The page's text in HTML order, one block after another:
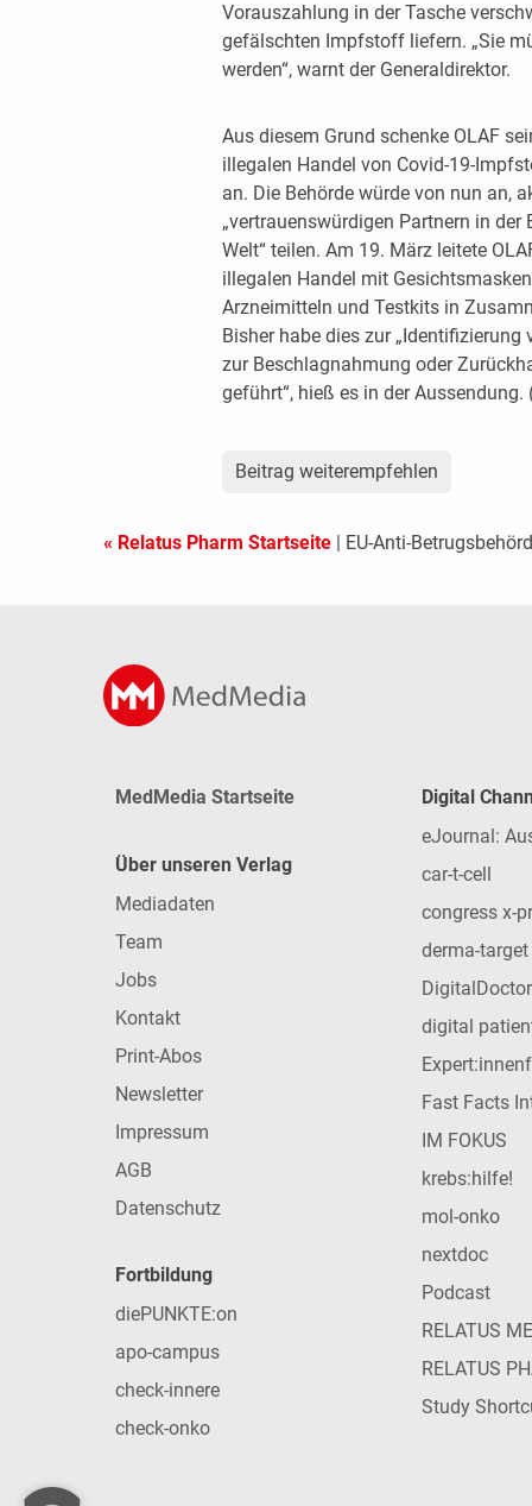
Vorauszahlung in der Tasche
gefälschten Impfstoff liefern. „Sie
werden“, warnt der Generaldirektor.
Aus diesem Grund schenke OLAF
illegalen Handel von Covid-19-
an. Die Behörde würde von nun an,
„vertrauenswürdigen Partnern in
Welt“ teilen. Am 19. März leitete
illegalen Handel mit
Arzneimitteln und Testkits in
Bisher habe dies zur
zur Beschlagnahmung oder
geführt“, hieß es in der Aussendung.
Beitrag weiterempfehlen
« Relatus Pharm Startseite | EU-Anti-
MedMedia Startseite
Über unseren Verlag
Mediadaten
Team
Jobs
Kontakt
Print-Abos
Newsletter
Impressum
AGB
Datenschutz
Fortbildung
diePUNKTE:on
apo-campus
check-innere
check-onko
Digital
eJournal:
car-t-cell
congress x-
derma-target
DigitalDoctor
digital
Fast Facts
IM FOKUS
krebs:hilfe!
mol-onko
nextdoc
Podcast
RELATUS
RELATUS
Study